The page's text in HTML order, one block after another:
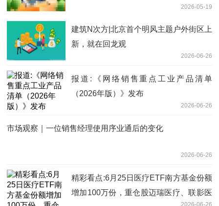
2026-05-19
建筑N次方|北京首个明风主题户外街区上
新，就在回龙观
2026-06-26
报道:《网络销售重点工业产品清单
（2026年版）》发布
2026-06-26
市场观察｜一位销售经理使用序业通后的变化
2026-06-26
精彩看点:6月25日医疗ETF南方基金份额
增加100万份，重仓股迈瑞医疗、联影医